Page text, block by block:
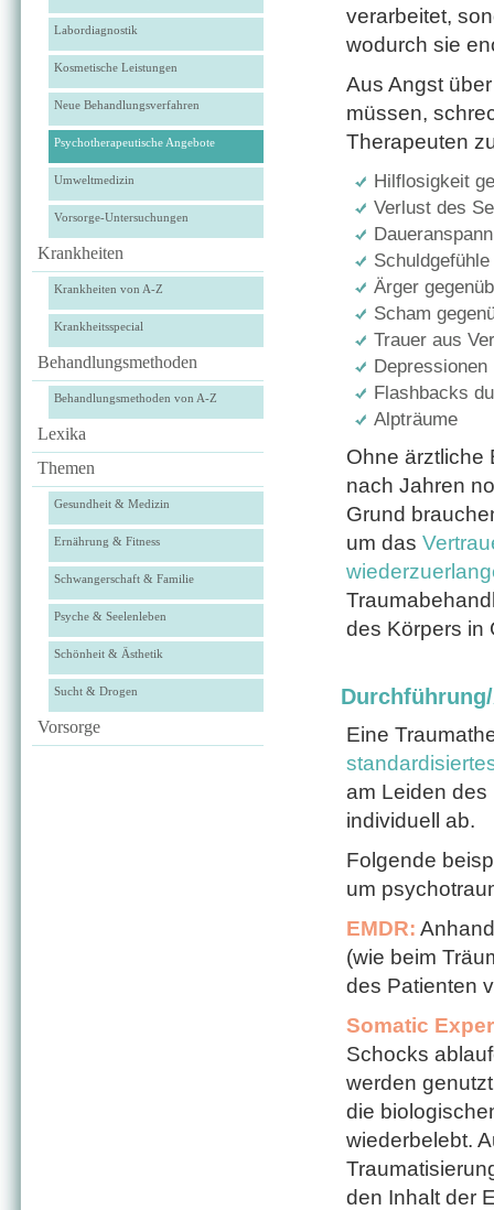
Labordiagnostik
Kosmetische Leistungen
Neue Behandlungsverfahren
Psychotherapeutische Angebote
Umweltmedizin
Vorsorge-Untersuchungen
Krankheiten
Krankheiten von A-Z
Krankheitsspecial
Behandlungsmethoden
Behandlungsmethoden von A-Z
Lexika
Themen
Gesundheit & Medizin
Ernährung & Fitness
Schwangerschaft & Familie
Psyche & Seelenleben
Schönheit & Ästhetik
Sucht & Drogen
Vorsorge
verarbeitet,
wodurch sie
Aus Angst
müssen,
Therapeuten
Hilflosigkeit
Verlust des
Ärger
Scham
Trauer aus
Depressionen
Flashbacks
Alpträume
Ohne ärztliche
nach Jahren
Grund
um das
des Körpers in
Eine
am Leiden des
individuell ab.
Folgende
um
EMDR:
(wie beim
des Patienten
Somatic
Schocks
werden
die
wiederbelebt.
den Inhalt der